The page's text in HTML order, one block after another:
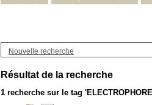
Nouvelle recherche
Résultat de la recherche
1 recherche sur le tag